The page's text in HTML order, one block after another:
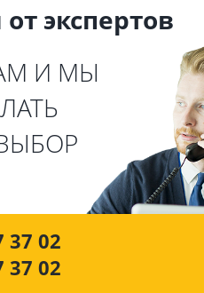
экспертов
И МЫ
37 02
37 02